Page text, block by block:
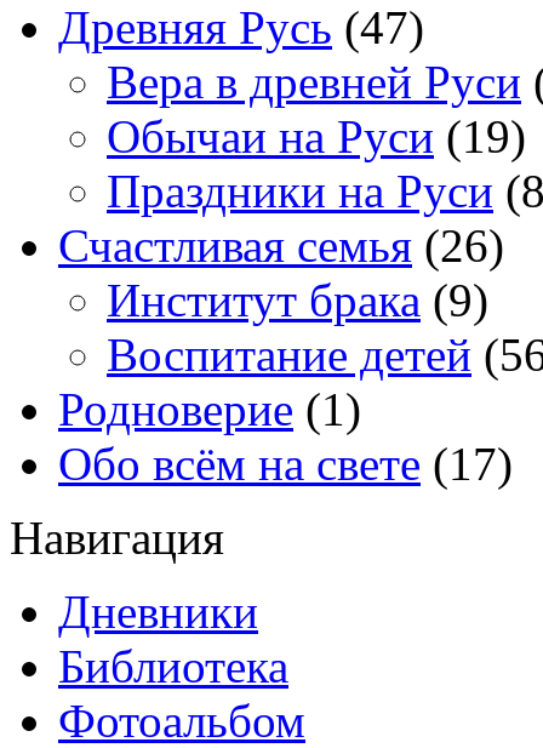
Древняя Русь (47)
Вера в древней Руси
Обычаи на Руси (19)
Праздники на Руси
Счастливая семья (26)
Институт брака (9)
Воспитание детей
Родноверие (1)
Обо всём на свете (17)
Навигация
Дневники
Библиотека
Фотоальбом